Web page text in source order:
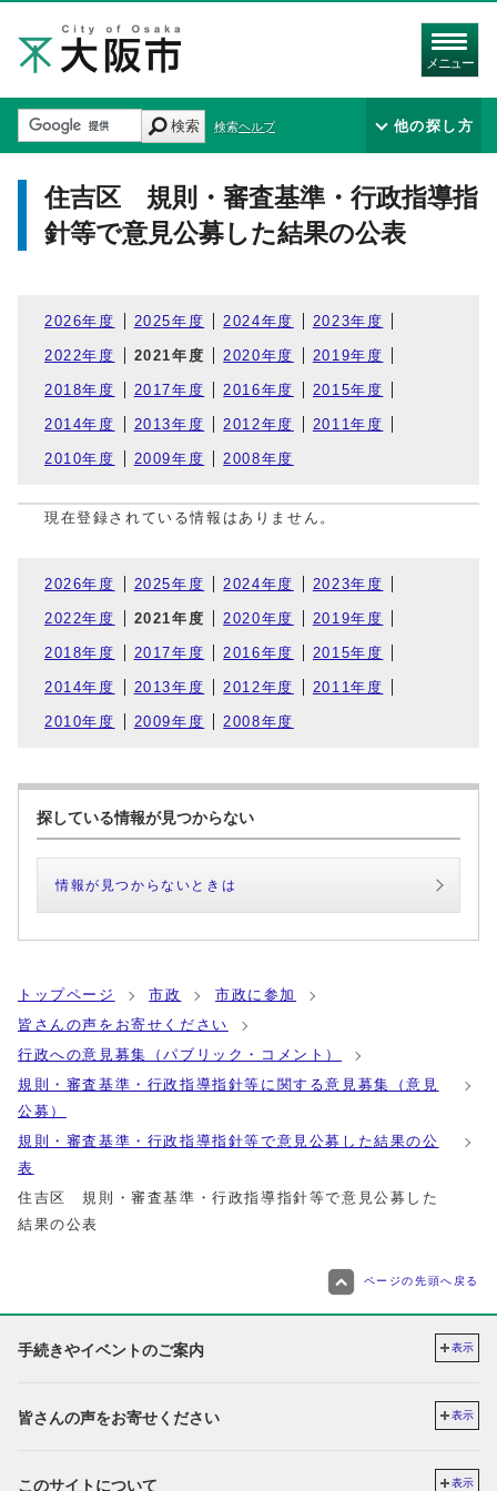
メニュー
検索 検索ヘルプ 他の探し方
住吉区 規則・審査基準・行政指導指
針等で意見公募した結果の公表
2026年度 2025年度 2024年度 2023年度
2022年度 2021年度 2020年度 2019年度
2018年度 2017年度 2016年度 2015年度
2014年度 2013年度 2012年度 2011年度
2010年度 2009年度 2008年度
現在登録されている情報はありません。
2026年度 2025年度 2024年度 2023年度
2022年度 2021年度 2020年度 2019年度
2018年度 2017年度 2016年度 2015年度
2014年度 2013年度 2012年度 2011年度
2010年度 2009年度 2008年度
探している情報が見つからない
情報が見つからないときは
トップページ 市政
市政に参加
皆さんの声をお寄せください
行政への意見募集（パブリック・コメント）
規則・審査基準・行政指導指針等に関する意見募集（意見
公募）
規則・審査基準・行政指導指針等で意見公募した結果の公
表
住吉区 規則・審査基準・行政指導指針等で意見公募した
結果の公表
ページの先頭へ戻る
手続きやイベントのご案内 表示
皆さんの声をお寄せください 表示
このサイトについて 表示